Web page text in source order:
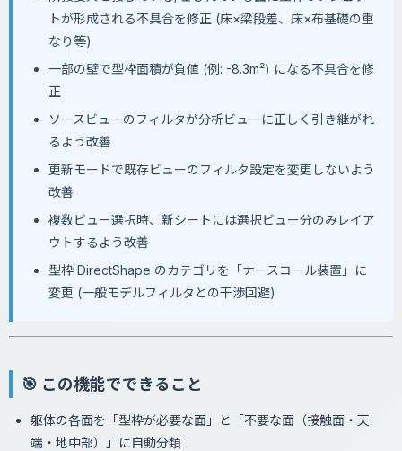
トが形成される不具合を修正 (床×梁段差、床×布基礎の重
なり等)
一部の壁で型枠面積が負値 (例: -8.3m²) になる不具合を修
正
ソースビューのフィルタが分析ビューに正しく引き継がれ
るよう改善
更新モードで既存ビューのフィルタ設定を変更しないよう
改善
複数ビュー選択時、新シートには選択ビュー分のみレイア
ウトするよう改善
型枠 DirectShape のカテゴリを「ナースコール装置」に
変更 (一般モデルフィルタとの干渉回避)
🎯 この機能でできること
躯体の各面を「型枠が必要な面」と「不要な面（接触面・天
端・地中部）」に自動分類